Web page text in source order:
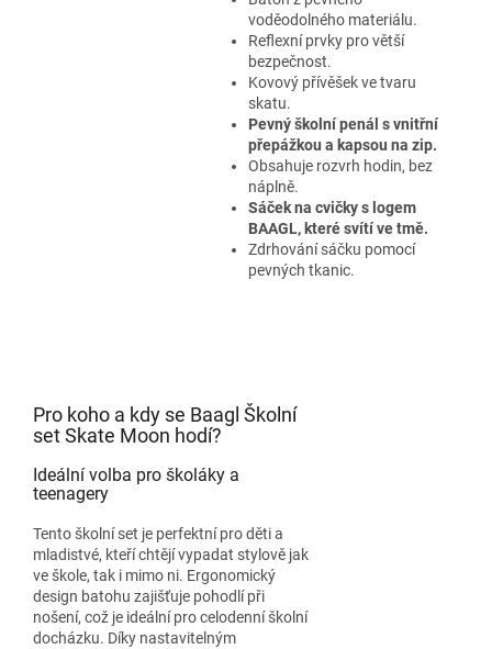
voděodolného materiálu.
Reflexní prvky pro větší
bezpečnost.
Kovový přívěšek ve tvaru
skatu.
Pevný školní penál s vnitřní
přepážkou a kapsou na zip.
Obsahuje rozvrh hodin, bez
náplně.
Sáček na cvičky s logem
BAAGL, které svítí ve tmě.
Zdrhování sáčku pomocí
pevných tkanic.
Pro koho a kdy se Baagl Školní
set Skate Moon hodí?
Ideální volba pro školáky a
teenagery
Tento školní set je perfektní pro děti a
mladistvé, kteří chtějí vypadat stylově jak
ve škole, tak i mimo ni. Ergonomický
design batohu zajišťuje pohodlí při
nošení, což je ideální pro celodenní školní
docházku. Díky nastavitelným